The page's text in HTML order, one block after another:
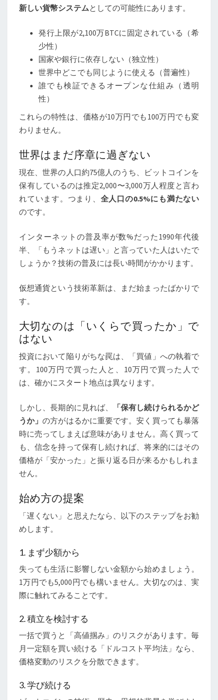
新しい貨幣システムとしての可能性にあります。
発行上限が2,100万BTCに固定されている（希
少性）
国家や銀行に依存しない（独立性）
世界中どこでも同じように使える（普遍性）
誰でも検証できるオープンな仕組み（透明
性）
これらの特性は、価格が10万円でも100万円でも変
わりません。
世界はまだ序章に過ぎない
現在、世界の人口約75億人のうち、ビットコインを
保有しているのは推定2,000〜3,000万人程度と言わ
れています。つまり、 全人口の0.5%にも満たない
のです。
インターネットの普及率が数%だった1990年代後
半、「もうネットは遅い」と言っていた人はいたで
しょうか？技術の普及には長い時間がかかります。
仮想通貨という技術革新は、まだ始まったばかりで
す。
大切なのは「いくらで買ったか」で
はない
投資において陥りがちな罠は、「買値」への執着で
す。100万円で買った人と、10万円で買った人で
は、確かにスタート地点は異なります。
しかし、長期的に見れば、
「保有し続けられるかど
うか」の方がはるかに重要です。安く買っても暴落
時に売ってしまえば意味がありません。高く買って
も、信念を持って保有し続ければ、将来的にはその
価格が「安かった」と振り返る日が来るかもしれま
せん。
始め方の提案
「遅くない」と思えたなら、以下のステップをお勧
めします。
1. まず少額から
失っても生活に影響しない金額から始めましょう。
1万円でも5,000円でも構いません。大切なのは、実
際に触れてみることです。
2. 積立を検討する
一括で買うと「高値掴み」のリスクがあります。毎
月一定額を買い続ける「ドルコスト平均法」なら、
価格変動のリスクを分散できます。
3. 学び続ける